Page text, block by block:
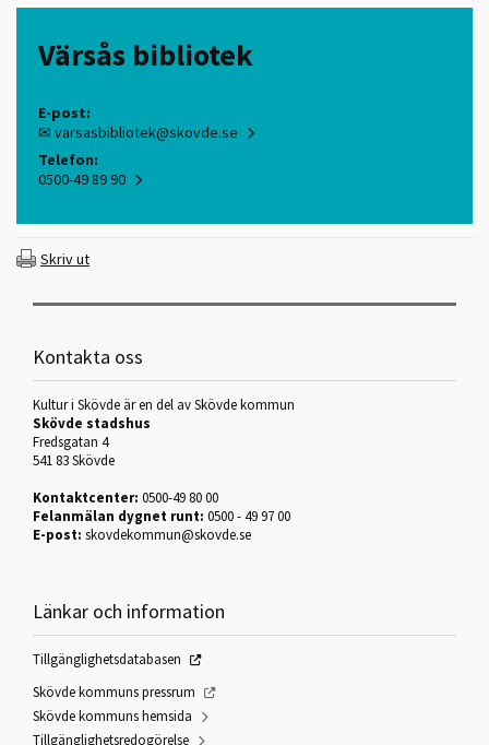
Värsås bibliotek
E-post:
✉ varsasbibliotek@skovde.se
Telefon:
0500-49 89 90
Skriv ut
Kontakta oss
Kultur i Skövde är en del av Skövde kommun
Skövde stadshus
Fredsgatan 4
541 83 Skövde
Kontaktcenter: 0500-49 80 00
Felanmälan dygnet runt: 0500 - 49 97 00
E-post: skovdekommun@skovde.se
Länkar och information
Tillgänglighetsdatabasen
Skövde kommuns pressrum
Skövde kommuns hemsida
Tillgänglighetsredogörelse